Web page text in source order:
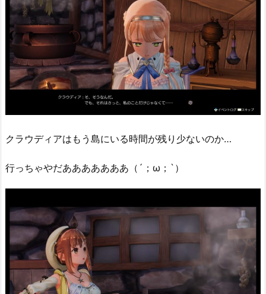
クラウディアはもう島にいる時間が残り少ないのか…
行っちゃやだあああああああ（´；ω；`）